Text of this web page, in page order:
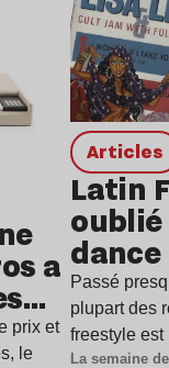
a
prix et
le
Articles
Latin
oublié
Passé
plupart des
freestyle
La semaine